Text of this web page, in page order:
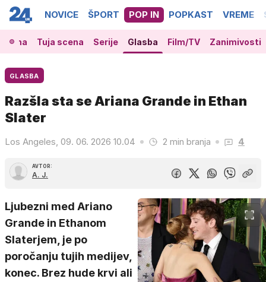
NOVICE ŠPORT POP IN POPKAST VREME
Tuja scena Serije Glasba Film/TV Zanimivosti
GLASBA
Razšla sta se Ariana Grande in Ethan
Slater
Los Angeles, 09. 06. 2026 10.04 2 min branja 4
AVTOR:
A. J.
Ljubezni med Ariano
Grande in Ethanom
Slaterjem, je po
poročanju tujih medijev,
konec. Brez hude krvi ali